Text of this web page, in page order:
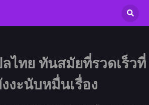
ไทย ทันสมัยที่รวดเร็วที่
งะนับหมื่นเรื่อง